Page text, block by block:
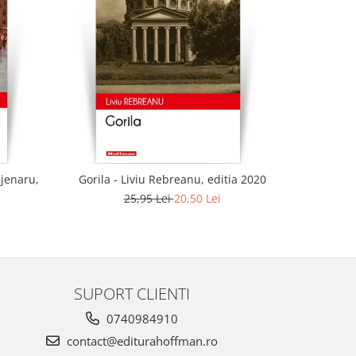
Gorila - Liviu Rebreanu, editia 2020
25,95 Lei20,50 Lei
SUPORT CLIENTI
0740984910
contact@editurahoffman.ro